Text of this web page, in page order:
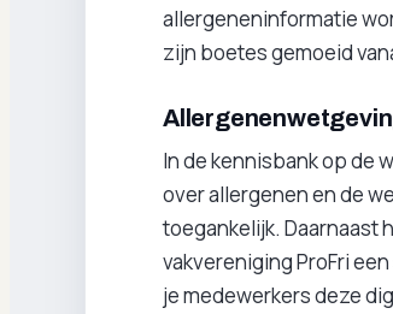
allergeneninformatie
zijn boetes gemoeid
In de kennisbank op de
over allergenen en de
toegankelijk. Daarnaast
vakvereniging ProFri
je medewerkers deze